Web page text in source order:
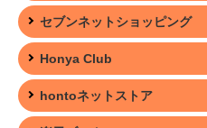
セブンネットショッピング
Honya Club
hontoネットストア